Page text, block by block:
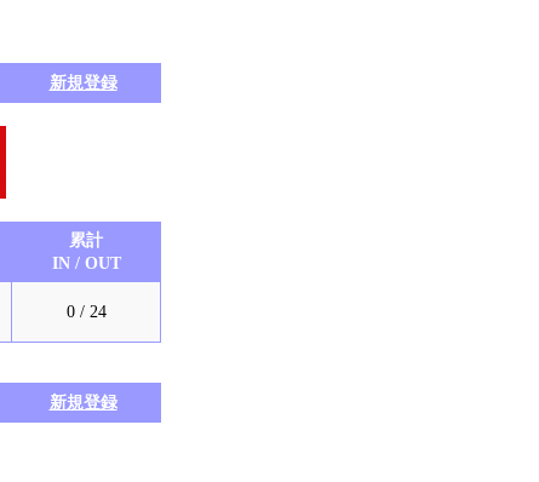
新規登録
累計
IN / OUT
0 / 24
新規登録